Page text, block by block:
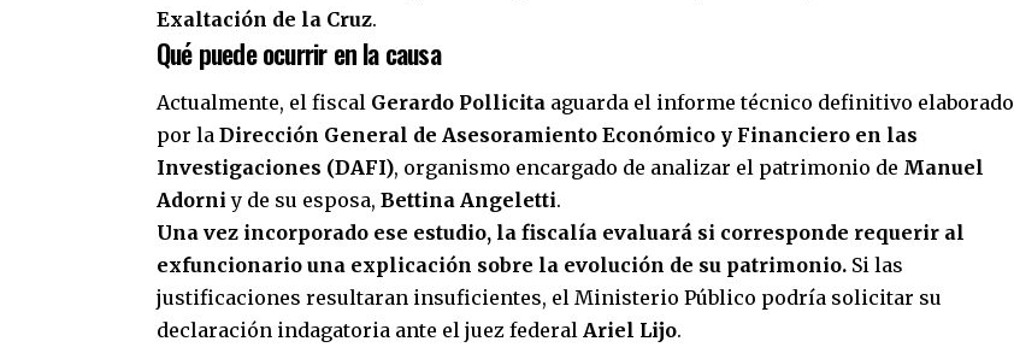
Exaltación de la Cruz.
Qué puede ocurrir en la causa
Actualmente, el fiscal Gerardo Pollicita aguarda el informe técnico definitivo elaborado
por la Dirección General de Asesoramiento Económico y Financiero en las
Investigaciones (DAFI), organismo encargado de analizar el patrimonio de Manuel
Adorni y de su esposa, Bettina Angeletti.
Una vez incorporado ese estudio, la fiscalía evaluará si corresponde requerir al
exfuncionario una explicación sobre la evolución de su patrimonio. Si las
justificaciones resultaran insuficientes, el Ministerio Público podría solicitar su
declaración indagatoria ante el juez federal Ariel Lijo.